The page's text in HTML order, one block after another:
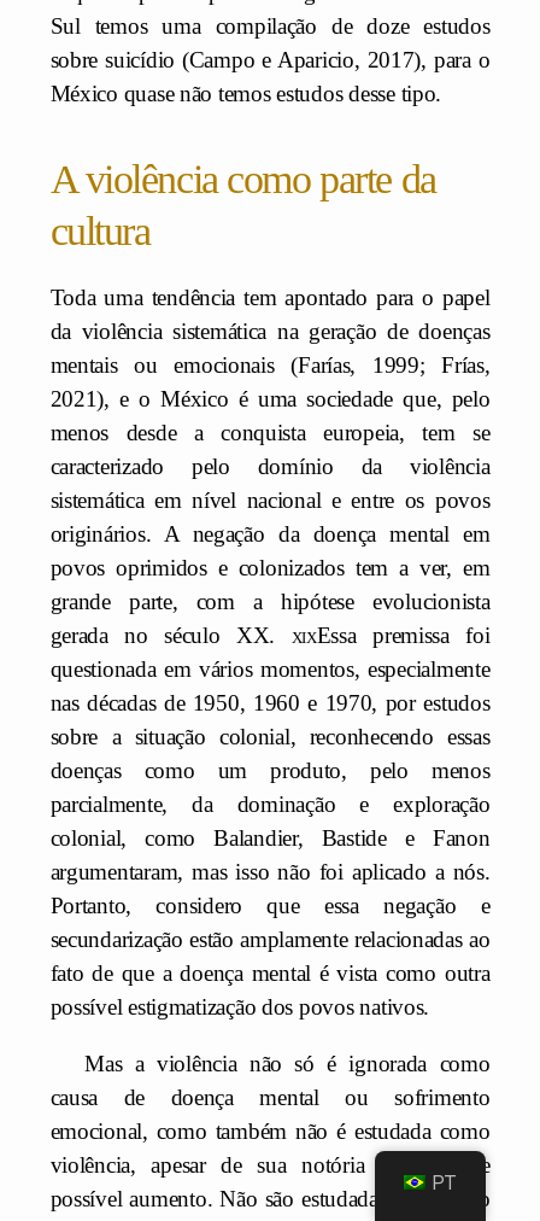
Sul temos uma compilação de doze estudos
sobre suicídio (Campo e Aparicio, 2017), para o
México quase não temos estudos desse tipo.
A violência como parte da
cultura
Toda uma tendência tem apontado para o papel
da violência sistemática na geração de doenças
mentais ou emocionais (Farías, 1999; Frías,
2021), e o México é uma sociedade que, pelo
menos desde a conquista europeia, tem se
caracterizado pelo domínio da violência
sistemática em nível nacional e entre os povos
originários. A negação da doença mental em
povos oprimidos e colonizados tem a ver, em
grande parte, com a hipótese evolucionista
gerada no século XX. xixEssa premissa foi
questionada em vários momentos, especialmente
nas décadas de 1950, 1960 e 1970, por estudos
sobre a situação colonial, reconhecendo essas
doenças como um produto, pelo menos
parcialmente, da dominação e exploração
colonial, como Balandier, Bastide e Fanon
argumentaram, mas isso não foi aplicado a nós.
Portanto, considero que essa negação e
secundarização estão amplamente relacionadas ao
fato de que a doença mental é vista como outra
possível estigmatização dos povos nativos.
Mas a violência não só é ignorada como
causa de doença mental ou sofrimento
emocional, como também não é estudada como
violência, apesar de sua notória existência e
possível aumento. Não são estudadas em relação
PT